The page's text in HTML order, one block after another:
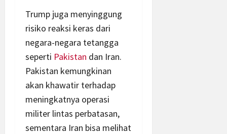
Trump juga menyinggung
risiko reaksi keras dari
negara-negara tetangga
seperti Pakistan dan Iran.
Pakistan kemungkinan
akan khawatir terhadap
meningkatnya operasi
militer lintas perbatasan,
sementara Iran bisa melihat